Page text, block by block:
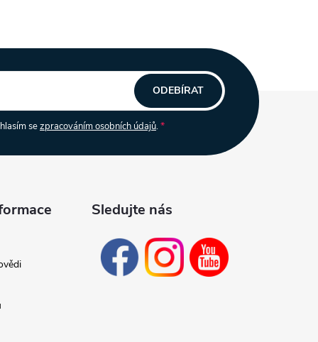
sezpracováním osobních údajů.
ODEBÍRAT
Sledujte nás